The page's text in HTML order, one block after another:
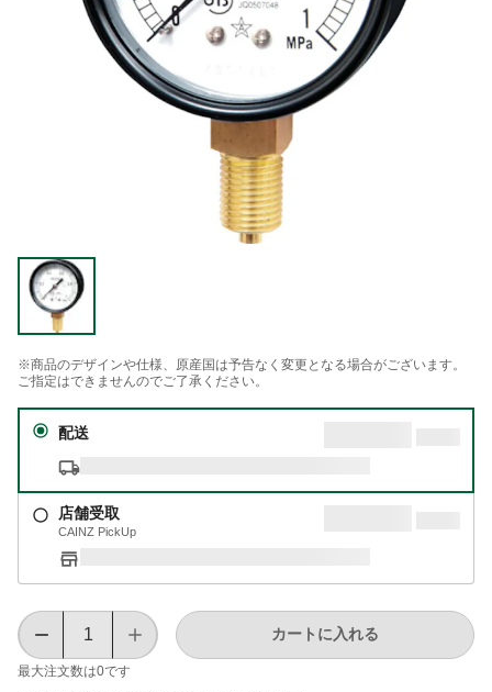
※商品のデザインや仕様、原産国は予告なく変更となる場合がございます。
ご指定はできませんのでご了承ください。
配送
店舗受取
CAINZ PickUp
最大注文数は0です
カートに入れる